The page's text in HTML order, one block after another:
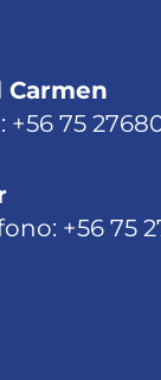
Carmen
+56 75
+56 75